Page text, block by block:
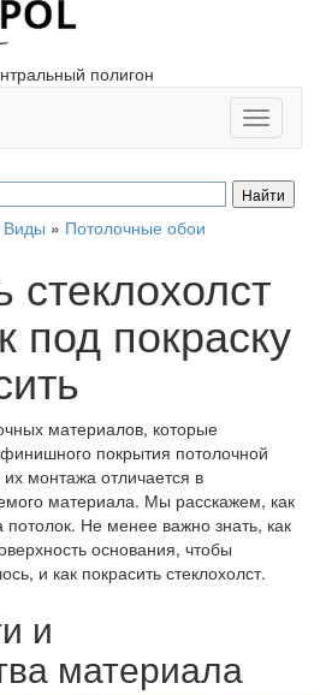
полигон
Toggle
Виды » Потолочные обои
стеклохолст
под покраску
материалов, которые
покрытия потолочной
монтажа отличается в
материала. Мы расскажем, как
потолок. Не менее важно знать, как
основания, чтобы
и как покрасить стеклохолст.
и
материала